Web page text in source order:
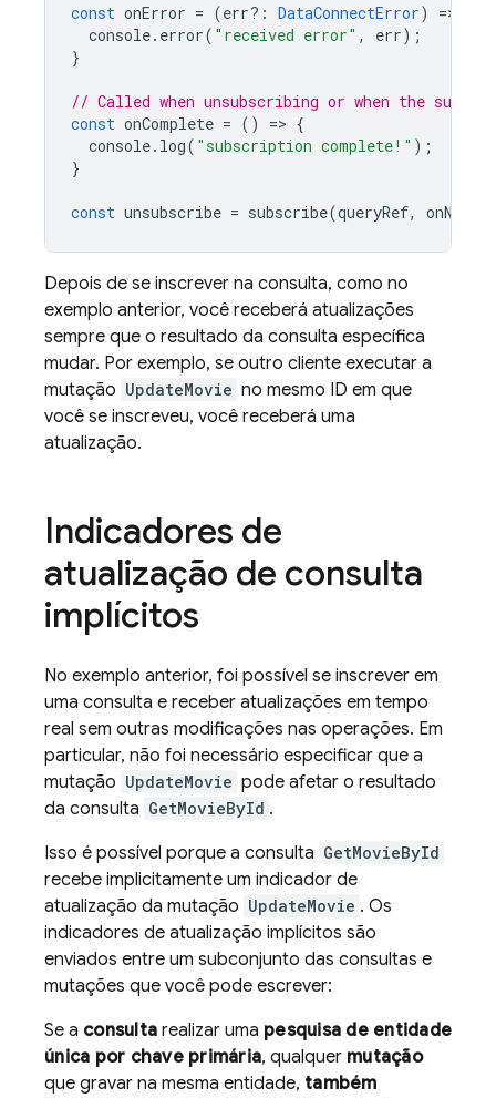
const onError = (err? : DataConnectError) =>
console. error( "received error" , err);
}
// Called when unsubscribing or when the
const onComplete = () => {
console. log( "subscription complete!" );
}
const unsubscribe = subscribe(queryRef, onNext
Depois de se inscrever na consulta, como no
exemplo anterior, você receberá atualizações
sempre que o resultado da consulta específica
mudar. Por exemplo, se outro cliente executar a
mutação UpdateMovie no mesmo ID em que
você se inscreveu, você receberá uma
atualização.
Indicadores de
atualização de consulta
implícitos
No exemplo anterior, foi possível se inscrever em
uma consulta e receber atualizações em tempo
real sem outras modificações nas operações. Em
particular, não foi necessário especificar que a
mutação UpdateMovie pode afetar o resultado
da consulta GetMovieById .
Isso é possível porque a consulta GetMovieById
recebe implicitamente um indicador de
atualização da mutação UpdateMovie . Os
indicadores de atualização implícitos são
enviados entre um subconjunto das consultas e
mutações que você pode escrever:
Se a consulta realizar uma pesquisa de entidade
única por chave primária, qualquer mutação
que gravar na mesma entidade, também